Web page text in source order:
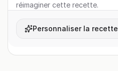
réimaginer cette recette.
Personnaliser la recette